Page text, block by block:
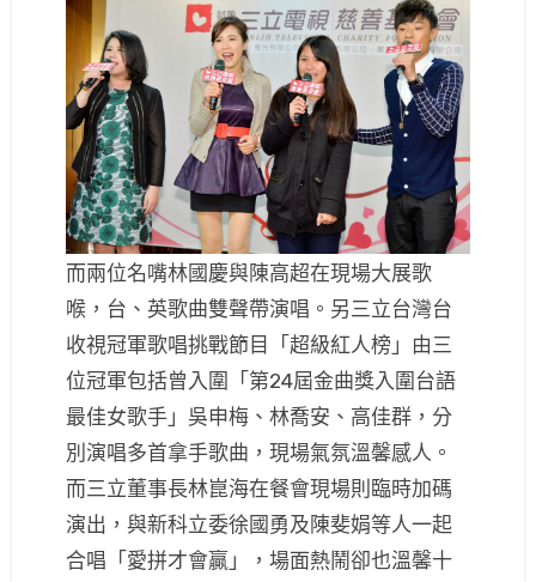
而兩位名嘴林國慶與陳高超在現場大展歌
喉，台、英歌曲雙聲帶演唱。另三立台灣台
收視冠軍歌唱挑戰節目「超級紅人榜」由三
位冠軍包括曾入圍「第24屆金曲獎入圍台語
最佳女歌手」吳申梅、林喬安、高佳群，分
別演唱多首拿手歌曲，現場氣氛溫馨感人。
而三立董事長林崑海在餐會現場則臨時加碼
演出，與新科立委徐國勇及陳斐娟等人一起
合唱「愛拼才會贏」，場面熱鬧卻也溫馨十